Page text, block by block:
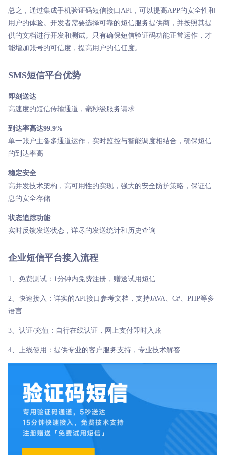
总之，通过集成手机验证码短信接口API，可以提高APP的安全性和
用户的体验。开发者需要选择可靠的短信服务提供商，并按照其提
供的文档进行开发和测试。只有确保短信验证码功能正常运作，才
能增加账号的可信度，提高用户的信任度。
SMS短信平台优势
即刻送达
高速度的短信传输通道，毫秒级服务请求
到达率高达99.9%
单一账户主备多通道运作，实时监控与智能调度相结合，确保短信
的到达率高
稳定安全
高并发技术架构，高可用性的实现，强大的安全防护策略，保证信
息的安全存储
状态追踪功能
实时反馈发送状态，详尽的发送统计和历史查询
企业短信平台接入流程
1、免费测试：1分钟内免费注册，赠送试用短信
2、快速接入：详实的API接口参考文档，支持JAVA、C#、PHP等多
语言
3、认证/充值：自行在线认证，网上支付即时入账
4、上线使用：提供专业的客户服务支持，专业技术解答